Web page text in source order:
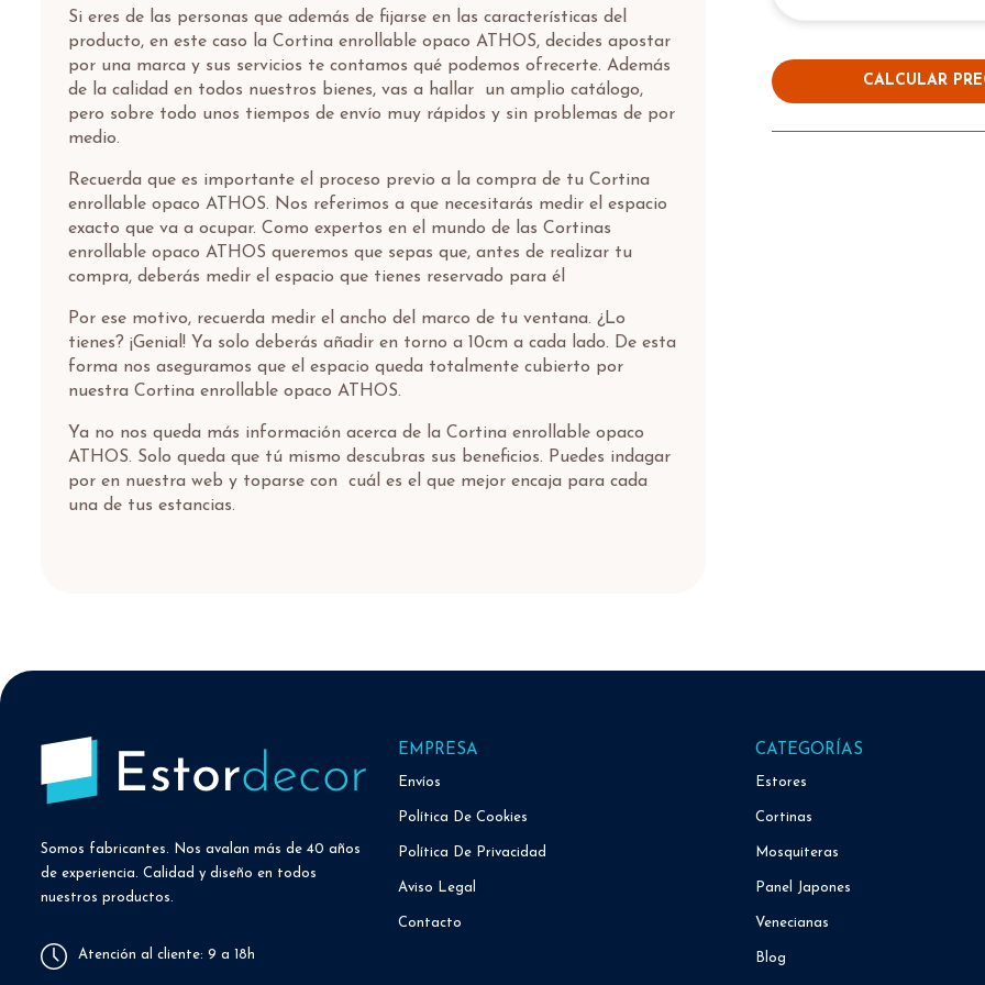
Si eres de las personas que además de fijarse en las características del
producto, en este caso la Cortina enrollable opaco ATHOS, decides apostar
por una marca y sus servicios te contamos qué podemos ofrecerte. Además
de la calidad en todos nuestros bienes, vas a hallar un amplio catálogo,
pero sobre todo unos tiempos de envío muy rápidos y sin problemas de por
medio.
Recuerda que es importante el proceso previo a la compra de tu Cortina
enrollable opaco ATHOS. Nos referimos a que necesitarás medir el espacio
exacto que va a ocupar. Como expertos en el mundo de las Cortinas
enrollable opaco ATHOS queremos que sepas que, antes de realizar tu
compra, deberás medir el espacio que tienes reservado para él
Por ese motivo, recuerda medir el ancho del marco de tu ventana. ¿Lo
tienes? ¡Genial! Ya solo deberás añadir en torno a 10cm a cada lado. De esta
forma nos aseguramos que el espacio queda totalmente cubierto por
nuestra Cortina enrollable opaco ATHOS.
Ya no nos queda más información acerca de la Cortina enrollable opaco
ATHOS. Solo queda que tú mismo descubras sus beneficios. Puedes indagar
por en nuestra web y toparse con cuál es el que mejor encaja para cada
una de tus estancias.
CALCULAR
Somos fabricantes. Nos avalan más de 40 años
de experiencia. Calidad y diseño en todos
nuestros productos.
Atención al cliente: 9 a 18h
EMPRESA
Envíos
Política De Cookies
Política De Privacidad
Aviso Legal
Contacto
CATEGORÍAS
Estores
Cortinas
Mosquiteras
Panel Japones
Venecianas
Blog